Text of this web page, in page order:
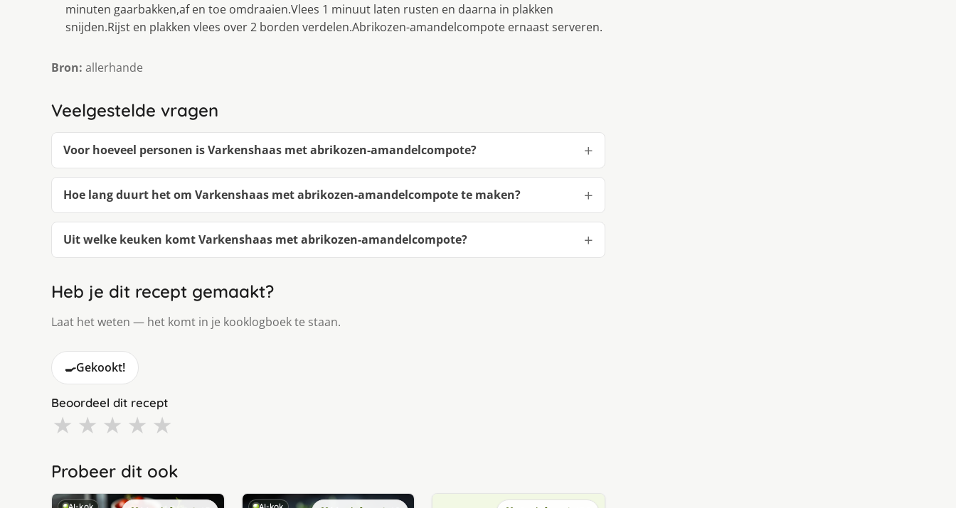
minuten gaarbakken,af en toe omdraaien.Vlees 1 minuut laten rusten en daarna in plakken
snijden.Rijst en plakken vlees over 2 borden verdelen.Abrikozen-amandelcompote ernaast serveren.
Bron: allerhande
Veelgestelde vragen
Voor hoeveel personen is Varkenshaas met abrikozen-amandelcompote?
Hoe lang duurt het om Varkenshaas met abrikozen-amandelcompote te maken?
Uit welke keuken komt Varkenshaas met abrikozen-amandelcompote?
Heb je dit recept gemaakt?
Laat het weten — het komt in je kooklogboek te staan.
🍳Gekookt!
Beoordeel dit recept
★ ★ ★ ★ ★
Probeer dit ook